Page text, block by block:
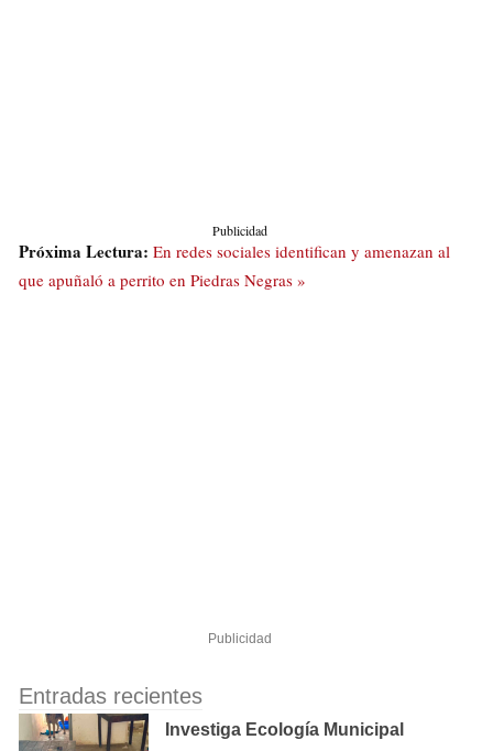
Publicidad
Próxima Lectura: En redes sociales identifican y amenazan al
que apuñaló a perrito en Piedras Negras »
Publicidad
Entradas recientes
Investiga Ecología Municipal